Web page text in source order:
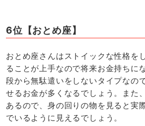
6位【おとめ座】
おとめ座さんはストイックな性格を
ることが上手なので将来お金持ちに
段から無駄遣いをしないタイプなの
せるお金が多くなるでしょう。また
あるので、身の回りの物を見ると実
でいるように見えるでしょう。